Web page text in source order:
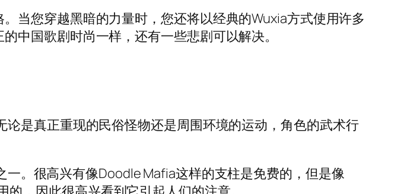
当您穿越黑暗的力量时，您还将以经典的Wuxia方式使用许多
中国歌剧时尚一样，还有一些悲剧可以解决。
是真正重现的民俗怪物还是周围环境的运动，角色的武术行
。很高兴有像Doodle Mafia这样的支柱是免费的，但是像